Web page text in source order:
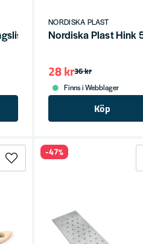
9mm x 6mm x 6m
NORDISKA PLAST
Nordiska Plast Hink
36 kr
28 kr
Finns i Webblager
Köp
-47%